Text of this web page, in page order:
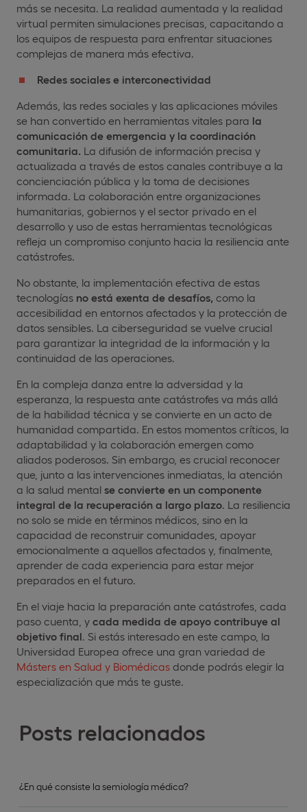
Posts relacionados
¿En qué consiste la semiología médica?
más se necesita. La realidad aumentada y la realidad
virtual permiten simulaciones precisas, capacitando a
los equipos de respuesta para enfrentar situaciones
complejas de manera más efectiva.
Redes sociales e interconectividad
Además, las redes sociales y las aplicaciones móviles
se han convertido en herramientas vitales para la
comunicación de emergencia y la coordinación
comunitaria. La difusión de información precisa y
actualizada a través de estos canales contribuye a la
concienciación pública y la toma de decisiones
informada. La colaboración entre organizaciones
humanitarias, gobiernos y el sector privado en el
desarrollo y uso de estas herramientas tecnológicas
refleja un compromiso conjunto hacia la resiliencia ante
catástrofes.
No obstante, la implementación efectiva de estas
tecnologías no está exenta de desafíos, como la
accesibilidad en entornos afectados y la protección de
datos sensibles. La ciberseguridad se vuelve crucial
para garantizar la integridad de la información y la
continuidad de las operaciones.
En la compleja danza entre la adversidad y la
esperanza, la respuesta ante catástrofes va más allá
de la habilidad técnica y se convierte en un acto de
humanidad compartida. En estos momentos críticos, la
adaptabilidad y la colaboración emergen como
aliados poderosos. Sin embargo, es crucial reconocer
que, junto a las intervenciones inmediatas, la atención
a la salud mental se convierte en un componente
integral de la recuperación a largo plazo . La resiliencia
no solo se mide en términos médicos, sino en la
capacidad de reconstruir comunidades, apoyar
emocionalmente a aquellos afectados y, finalmente,
aprender de cada experiencia para estar mejor
preparados en el futuro.
En el viaje hacia la preparación ante catástrofes, cada
paso cuenta, y cada medida de apoyo contribuye al
objetivo final . Si estás interesado en este campo, la
Universidad Europea ofrece una gran variedad de
Másters en Salud y Biomédicas donde podrás elegir la
especialización que más te guste.